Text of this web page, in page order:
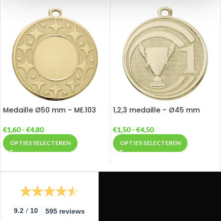
Medaille Ø50 mm – ME.103
€1,60 - €4,80
OPTIES SELECTEREN
1,2,3 medaille – Ø45 mm
€1,50 - €4,50
OPTIES SELECTEREN
9.2 / 10 595 reviews